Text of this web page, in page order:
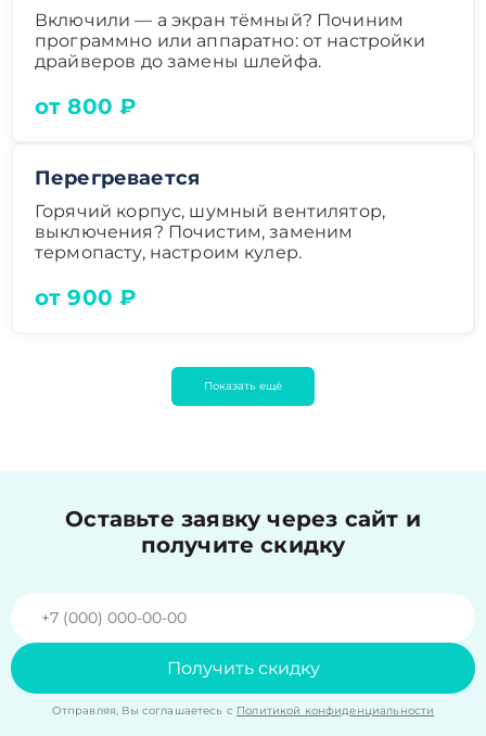
Включили — а экран тёмный? Починим
программно или аппаратно: от настройки
драйверов до замены шлейфа.
от 800 ₽
Перегревается
Горячий корпус, шумный вентилятор,
выключения? Почистим, заменим
термопасту, настроим кулер.
от 900 ₽
Показать ещё
Оставьте заявку через сайт и
получите скидку
Получить скидку
Отправляя, Вы соглашаетесь с Политикой конфиденциальности